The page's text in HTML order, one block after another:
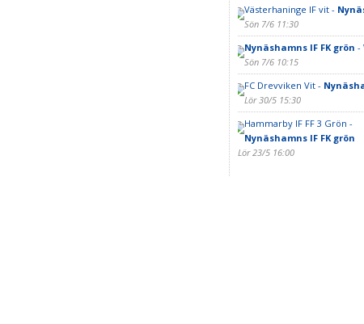
Västerhaninge IF vit -
Sön 7/6 11:30
Nynäshamns IF FK grön -
Sön 7/6 10:15
FC Drevviken Vit -
Lör 30/5 15:30
Hammarby IF FF 3 Grön -
Nynäshamns IF FK grön
Lör 23/5 16:00